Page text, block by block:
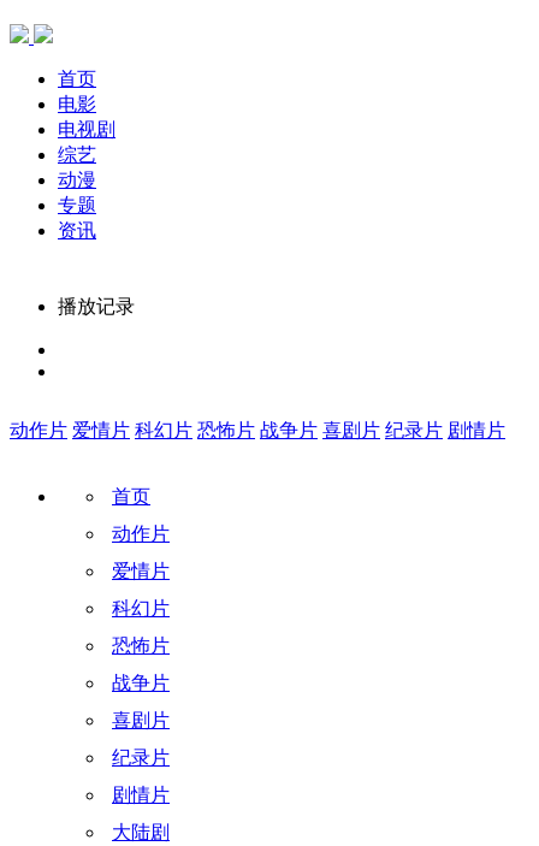
首页
电影
电视剧
综艺
动漫
专题
资讯
播放记录
动作片 爱情片 科幻片 恐怖片 战争片 喜剧片 纪录片 剧情片
首页
动作片
爱情片
科幻片
恐怖片
战争片
喜剧片
纪录片
剧情片
大陆剧